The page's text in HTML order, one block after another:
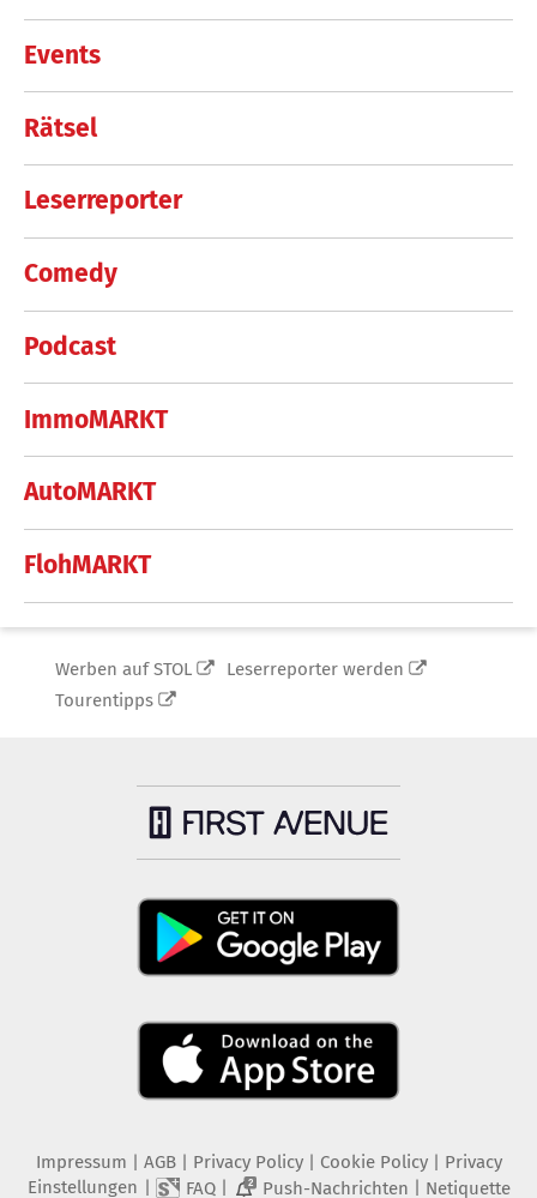
Events
Rätsel
Leserreporter
Comedy
Podcast
ImmoMARKT
AutoMARKT
FlohMARKT
Werben auf STOL
Leserreporter werden
Tourentipps
Impressum | AGB | Privacy Policy| Cookie Policy| Privacy
Einstellungen | FAQ| 2 Push-Nachrichten | Netiquette